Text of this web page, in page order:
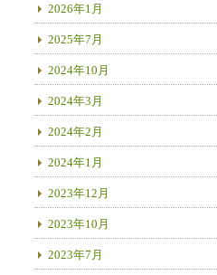
2026年1月
2025年7月
2024年10月
2024年3月
2024年2月
2024年1月
2023年12月
2023年10月
2023年7月